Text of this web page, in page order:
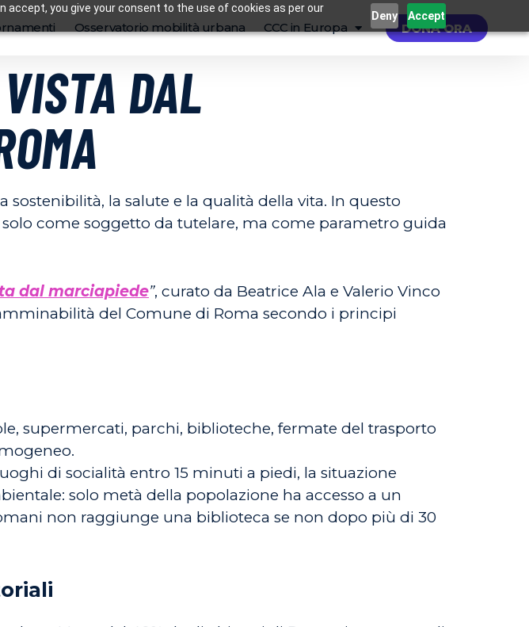
accept, you give your consent to the use of cookies as per our
Deny Accept
Osservatorio mobilità urbana CCC in Europa DONA ORA
DAL
la salute e la qualità della vita. In questo
come soggetto da tutelare, ma come parametro guida
dal marciapiede”, curato da Beatrice Ala e Valerio Vinco
del Comune di Roma secondo i principi
supermercati, parchi, biblioteche, fermate del trasporto
di socialità entro 15 minuti a piedi, la situazione
solo metà della popolazione ha accesso a un
non raggiunge una biblioteca se non dopo più di 30